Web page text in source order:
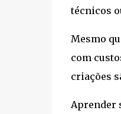
técnicos
Mesmo
com
criações
Aprender